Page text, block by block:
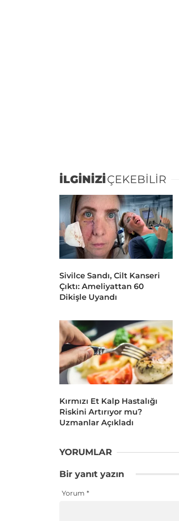
İLGİNİZİÇEKEBİLİR
Sivilce Sandı, Cilt Kanseri
Çıktı: Ameliyattan 60
Dikişle Uyandı
Kırmızı Et Kalp Hastalığı
Riskini Artırıyor mu?
Uzmanlar Açıkladı
YORUMLAR
Bir yanıt yazın
Yorum *